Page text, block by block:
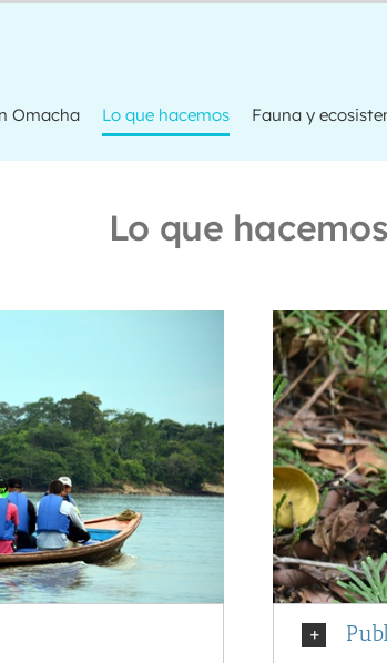
Omacha Lo que hacemos Fauna y
Lo que hacemos